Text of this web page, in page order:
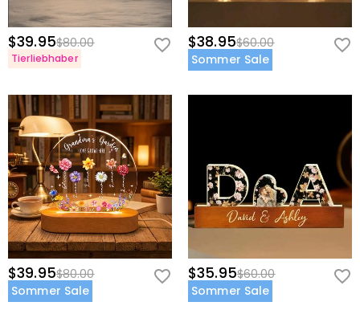
$39.95$80.00
Tierliebhaber
$38.95$60.00
Sommer Sale
$39.95$80.00
Sommer Sale
$35.95$60.00
Sommer Sale